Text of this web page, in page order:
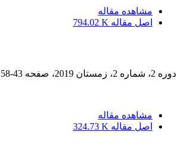
مشاهده مقاله
اصل مقاله 794.02 K
دوره 2، شماره 2، زمستان 2019، صفحه 43-58
مشاهده مقاله
اصل مقاله 324.73 K